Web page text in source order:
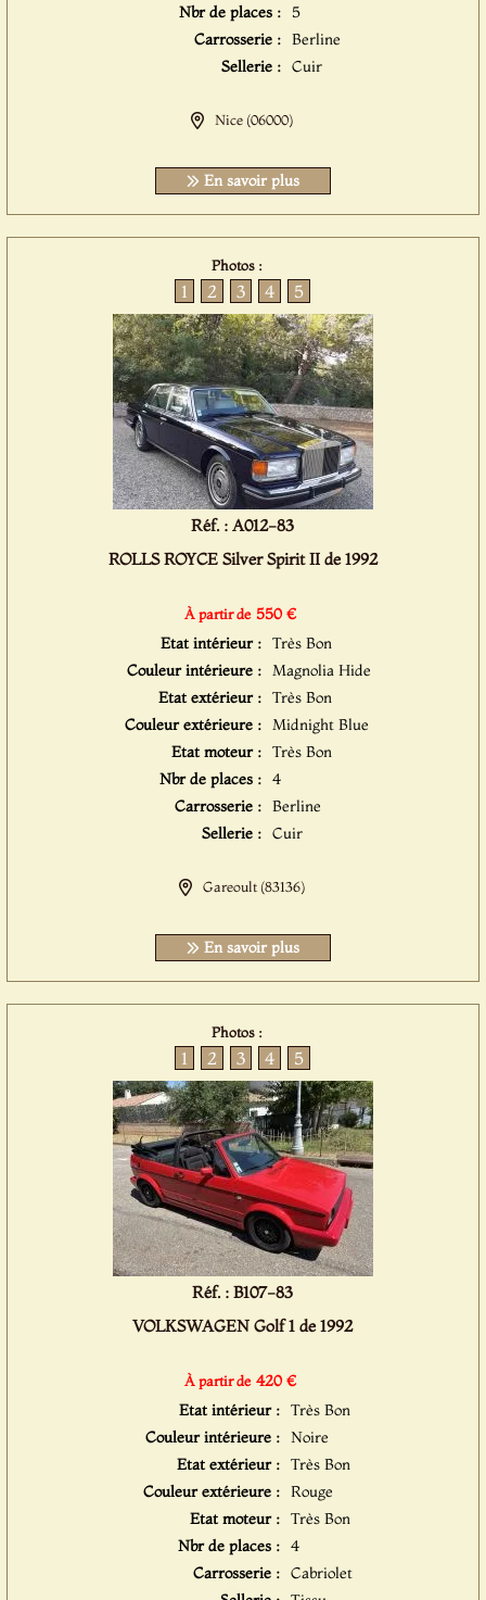
Nbr de places :
5
Carrosserie : Berline
Sellerie : Cuir
Nice (06000)
En savoir plus
Photos :
1 2 3 4 5
Réf. : A012-83
ROLLS ROYCE Silver Spirit II de 1992
À partir de 550 €
Etat intérieur : Très Bon
Couleur intérieure : Magnolia Hide
Etat extérieur : Très Bon
Couleur extérieure : Midnight Blue
Etat moteur : Très Bon
Nbr de places : 4
Carrosserie : Berline
Sellerie : Cuir
Gareoult (83136)
En savoir plus
Photos :
1 2 3 4 5
Réf. : B107-83
VOLKSWAGEN Golf 1 de 1992
À partir de 420 €
Etat intérieur : Très Bon
Couleur intérieure : Noire
Etat extérieur : Très Bon
Couleur extérieure : Rouge
Etat moteur : Très Bon
Nbr de places : 4
Carrosserie : Cabriolet